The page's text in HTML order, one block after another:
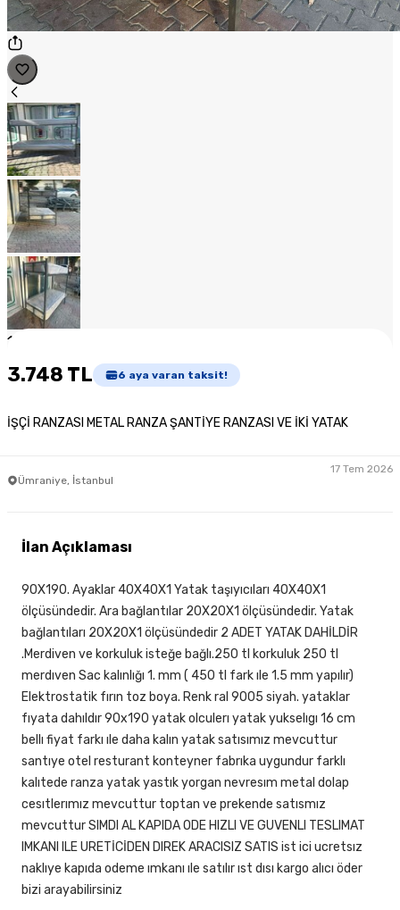
1
3.748 TL 6 aya varan taksit!
İŞÇİ RANZASI METAL RANZA ŞANTİYE RANZASI VE İKİ YATAK
Ümraniye, İstanbul
17 Tem 2026
İlan Açıklaması
90X190. Ayaklar 40X40X1 Yatak taşıyıcıları 40X40X1
ölçüsündedir. Ara bağlantılar 20X20X1 ölçüsündedir. Yatak
bağlantıları 20X20X1 ölçüsündedir 2 ADET YATAK DAHİLDİR
.Merdiven ve korkuluk isteğe bağlı.250 tl korkuluk 250 tl
merdıven Sac kalınlığı 1. mm ( 450 tl fark ıle 1.5 mm yapılır)
Elektrostatik fırın toz boya. Renk ral 9005 siyah. yataklar
fıyata dahıldır 90x190 yatak olculerı yatak yukselıgı 16 cm
bellı fiyat farkı ıle daha kalın yatak satısımız mevcuttur
santıye otel resturant konteyner fabrıka uygundur farklı
kalıtede ranza yatak yastık yorgan nevresım metal dolap
cesıtlerımız mevcuttur toptan ve prekende satısmız
mevcuttur SIMDI AL KAPIDA ODE HIZLI VE GUVENLI TESLIMAT
IMKANI ILE URETİCİDEN DIREK ARACISIZ SATIS ist ici ucretsız
naklıye kapıda odeme ımkanı ıle satılır ıst dısı kargo alıcı öder
bizi arayabilirsiniz